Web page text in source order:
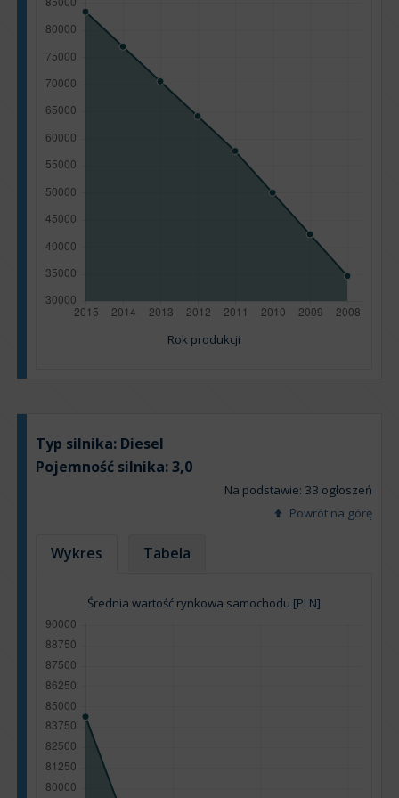
Rok produkcji
Typ silnika: Diesel
Pojemność silnika:3,0
Na podstawie: 33 ogłoszeń
Powrót na górę
Wykres Tabela
Średnia wartość rynkowa samochodu [PLN]